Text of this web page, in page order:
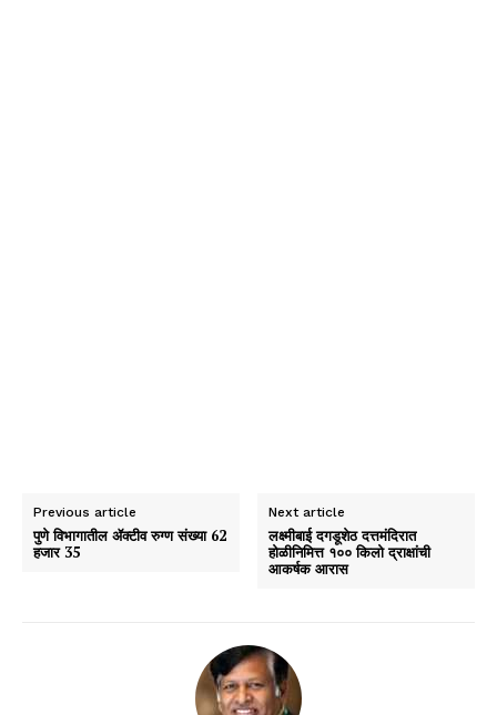
Previous article
पुणे विभागातील ॲक्टीव रुग्ण संख्या 62
हजार 35
Next article
लक्ष्मीबाई दगडूशेठ दत्तमंदिरात
होळीनिमित्त १०० किलो द्राक्षांची
आकर्षक आरास